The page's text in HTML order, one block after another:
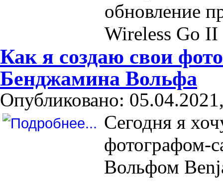
обновление
Wireless Go II
Как я создаю свои
Бенджамина Вольфа
Опубликовано:
Сегодня я
фотографом-
Вольфом